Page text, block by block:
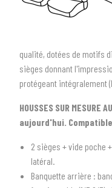
SÉLECTIONNEZ LE TYPE
Tous les types
SÉLECTIONNEZ LA
qualité, dotées de motifs
sièges donnant
protégeant intégralement
HOUSSES SUR MESURE
aujourd'hui.
2 sièges + vide poche
latéral.
Banquette arrière :